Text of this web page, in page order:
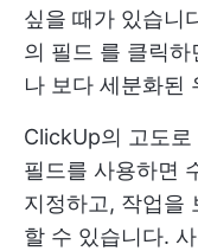
싶을 때가 있습니
의 필드 를 클릭하
나 보다 세분화된
ClickUp의 고도로
필드를 사용하면
지정하고, 작업을
할 수 있습니다.